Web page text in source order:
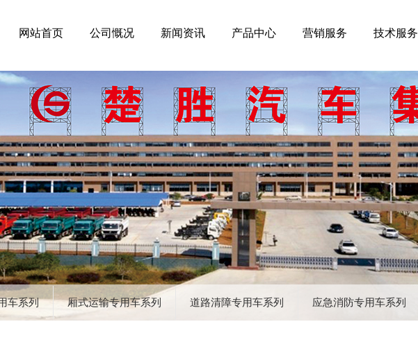
网站首页 公司慨况 新闻资讯 产品中心 营销服务 技术服务
车系列 厢式运输专用车系列 道路清障专用车系列 应急消防专用车系列